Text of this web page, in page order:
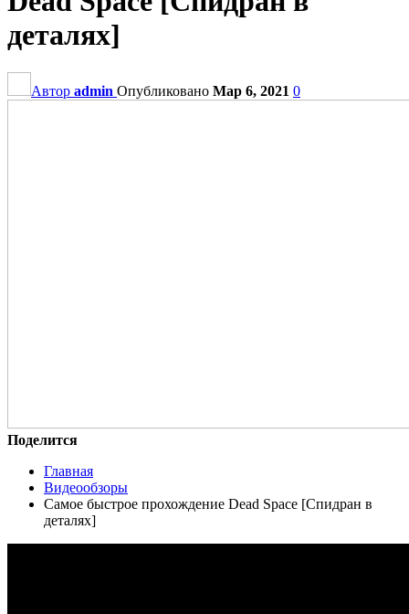
деталях]
Автор admin Опубликовано Мар 6, 2021 0
Поделится
Главная
Видеообзоры
Самое быстрое прохождение Dead Space [Спидран в
деталях]